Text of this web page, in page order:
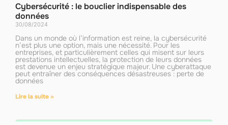
Cybersécurité : le bouclier indispensable des
données
30/08/2024
Dans un monde où l’information est reine, la cybersécurité
n’est plus une option, mais une nécessité. Pour les
entreprises, et particulièrement celles qui misent sur leurs
prestations intellectuelles, la protection de leurs données
est devenue un enjeu stratégique majeur. Une cyberattaque
peut entraîner des conséquences désastreuses : perte de
données
Lire la suite »